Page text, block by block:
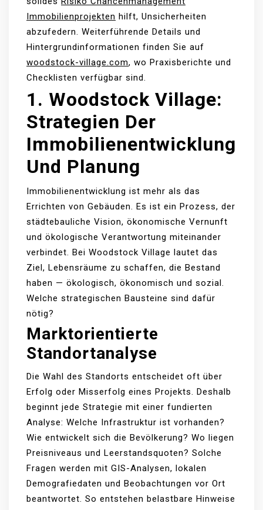
Immobilienprojekten hilft, Unsicherheiten
abzufedern. Weiterführende Details und
Hintergrundinformationen finden Sie auf
woodstock-village.com, wo Praxisberichte und
Checklisten verfügbar sind.
1. Woodstock Village:
Strategien Der
Immobilienentwicklung
Und Planung
Immobilienentwicklung ist mehr als das
Errichten von Gebäuden. Es ist ein Prozess, der
städtebauliche Vision, ökonomische Vernunft
und ökologische Verantwortung miteinander
verbindet. Bei Woodstock Village lautet das
Ziel, Lebensräume zu schaffen, die Bestand
haben — ökologisch, ökonomisch und sozial.
Welche strategischen Bausteine sind dafür
nötig?
Marktorientierte
Standortanalyse
Die Wahl des Standorts entscheidet oft über
Erfolg oder Misserfolg eines Projekts. Deshalb
beginnt jede Strategie mit einer fundierten
Analyse: Welche Infrastruktur ist vorhanden?
Wie entwickelt sich die Bevölkerung? Wo liegen
Preisniveaus und Leerstandsquoten? Solche
Fragen werden mit GIS-Analysen, lokalen
Demografiedaten und Beobachtungen vor Ort
beantwortet. So entstehen belastbare Hinweise